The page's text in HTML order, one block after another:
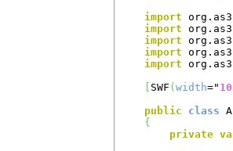
import
import
import
import
import
SWF ( width="
public
class
{
private